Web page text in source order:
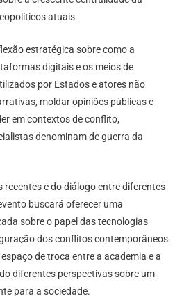
atuais.
estratégica sobre como a
digitais e os meios de
por Estados e atores não
moldar opiniões públicas e
em contextos de conflito,
denominam de guerra da
recentes e do diálogo entre diferentes
buscará oferecer uma
sobre o papel das tecnologias
dos conflitos contemporâneos.
de troca entre a academia e a
diferentes perspectivas sobre um
para a sociedade.